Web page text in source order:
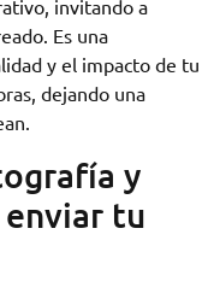
invitando a
Es una
y el impacto de tu
dejando una
y
tu